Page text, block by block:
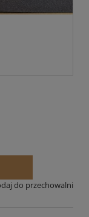
do przechowalni